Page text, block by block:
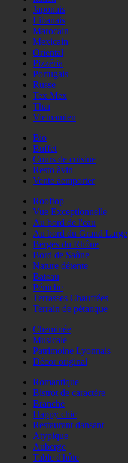
Japonais
Libanais
Marocain
Mexicain
Oriental
Pizzéria
Portugais
Russe
Tex Mex
Thaï
Vietnamien
Bio
Buffet
Cours de cuisine
Resto àvin
Vente àemporter
Rooftop
Vue Exceptionnelle
Au bord de l'eau
Au bord du Grand Large
Berges du Rhône
Bord de Saône
Nature détente
Bateau
Péniche
Terrasses Chauffées
Terrain de pétanque
Cheminée
Musicale
Patrimoine Lyonnais
Décor original
Romantique
Bistrot de caractère
Branché
Happy chic
Restaurant dansant
Atypique
Auberge
Table d'hôte